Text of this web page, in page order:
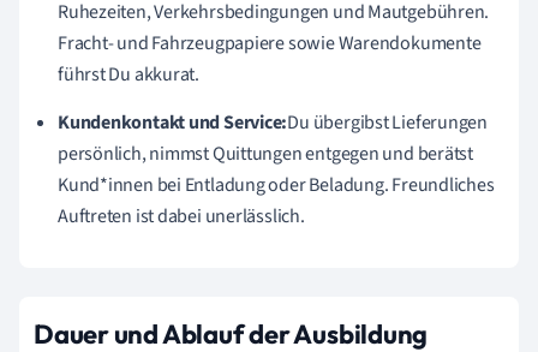
Ruhezeiten, Verkehrsbedingungen und Mautgebühren.
Fracht- und Fahrzeugpapiere sowie Warendokumente
führst Du akkurat.
Kundenkontakt und Service:Du übergibst Lieferungen
persönlich, nimmst Quittungen entgegen und berätst
Kund*innen bei Entladung oder Beladung. Freundliches
Auftreten ist dabei unerlässlich.
Dauer und Ablauf der Ausbildung